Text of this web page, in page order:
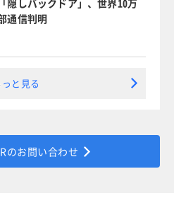
通信判明
と見る
のお問い合わせ